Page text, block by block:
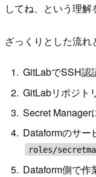
してね、という理解
ざっくりとした流れ
GitLabでSSH認
GitLabリポジト
Secret Manager
Dataformのサー
roles/
Dataform側で作